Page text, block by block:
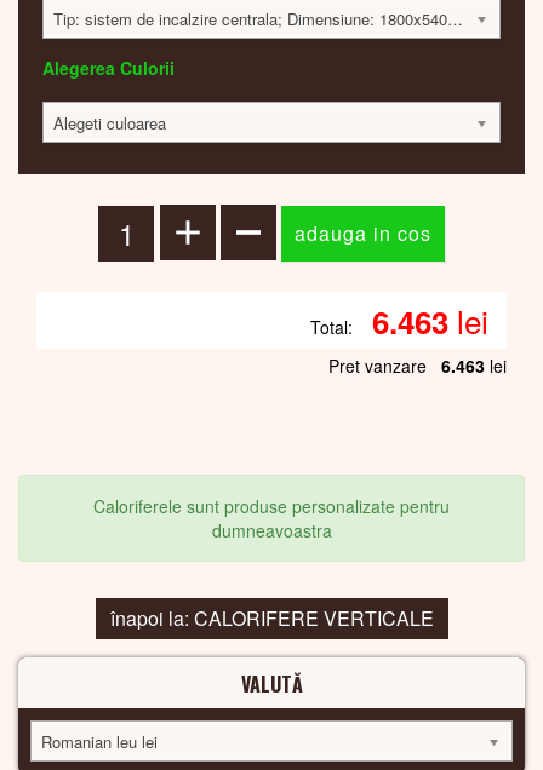
Tip: sistem de incalzire centrala; Dimensiune: 1800x540x40mm; 961 Watt; 6450 lei
Alegerea Culorii
Alegeti culoarea
Total: 6.463 lei
Pret vanzare 6.463 lei
Caloriferele sunt produse personalizate pentru
dumneavoastra
înapoi la: CALORIFERE VERTICALE
VALUTĂ
Romanian leu lei